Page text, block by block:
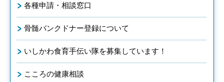
各種申請・相談窓口
骨髄バンクドナー登録について
いしかわ食育手伝い隊を募集しています！
こころの健康相談